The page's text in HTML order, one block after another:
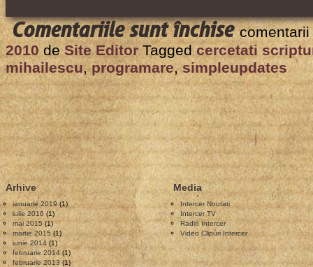
Comentariile sunt închisepentru
Interviu
cu
Lucian
Mihăilescu
la
Cercetaţi
Scripturile
–
Septembrie
2006
2010 de Site EditorTaggedcercetati
mihailescu,programare,simpleupdates
Arhive
ianuarie 2019(1)
iulie 2016 (1)
mai 2015 (1)
martie 2015 (1)
iunie 2014 (1)
februarie 2014(1)
februarie 2013 (1)
Media
Intercer Noutati
Intercer TV
Radio Intercer
Video Clipuri Intercer